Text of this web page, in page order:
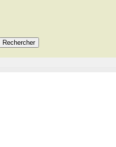
Rechercher